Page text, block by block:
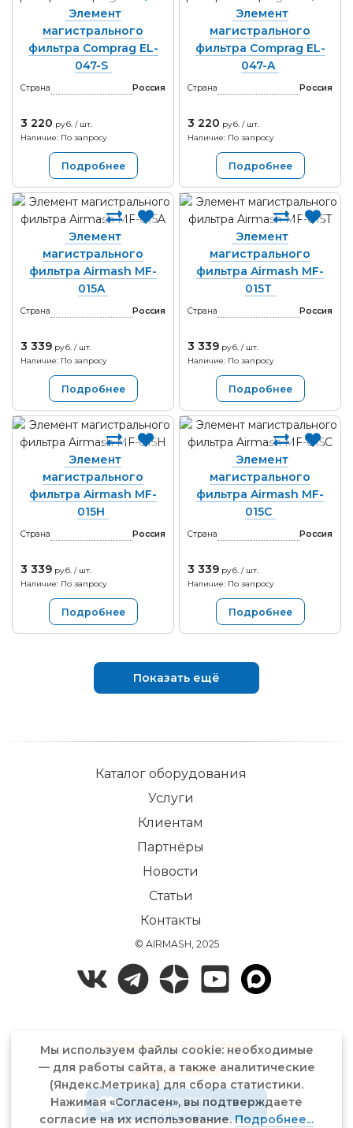
Элемент
магистрального
фильтра Comprag EL-
047-S
Страна Россия
3 220 руб. / шт.
Наличие: По запросу
Подробнее
Элемент
магистрального
фильтра Comprag EL-
047-A
Страна Россия
3 220 руб. / шт.
Наличие: По запросу
Подробнее
Элемент
магистрального
фильтра Airmash MF-
015A
Страна Россия
3 339 руб. / шт.
Наличие: По запросу
Подробнее
Элемент
магистрального
фильтра Airmash MF-
015T
Страна Россия
3 339 руб. / шт.
Наличие: По запросу
Подробнее
Элемент
магистрального
фильтра Airmash MF-
015H
Страна Россия
3 339 руб. / шт.
Наличие: По запросу
Подробнее
Элемент
магистрального
фильтра Airmash MF-
015C
Страна Россия
3 339 руб. / шт.
Наличие: По запросу
Подробнее
Показать ещё
© AIRMASH, 2025
Каталог оборудования
Услуги
Клиентам
Партнёры
Новости
Статьи
Контакты
Политика конфиденциальности
Договор-оферта
Стать нашим
дилером
Мы используем файлы cookie: необходимые
— для работы сайта, а также аналитические
(Яндекс.Метрика) для сбора статистики.
Нажимая «Согласен», вы подтверждаете
согласие на их использование.Подробнее...